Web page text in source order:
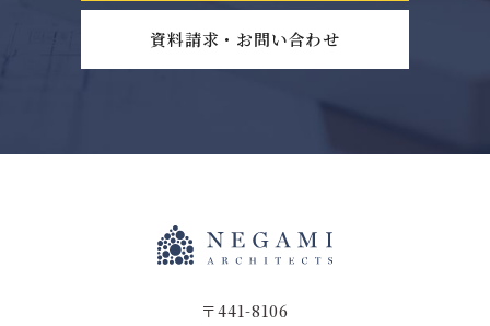
資料請求・お問い合わせ
〒441-8106